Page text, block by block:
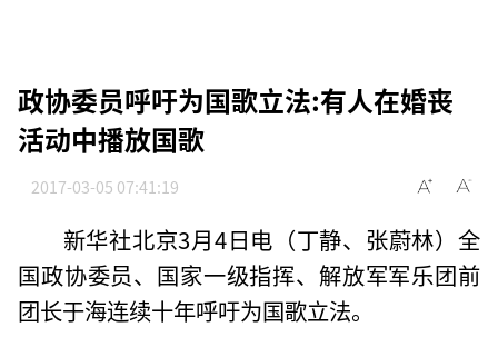
政协委员呼吁为国歌立法:有人在婚丧
活动中播放国歌
2017-03-05 07:41:19
新华社北京3月4日电（丁静、张蔚林）全
国政协委员、国家一级指挥、解放军军乐团前
团长于海连续十年呼吁为国歌立法。